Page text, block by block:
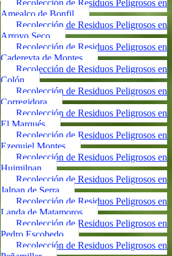
Recolección de Residuos Peligrosos en
Amealco de Bonfil
Recolección de Residuos Peligrosos en
Arroyo Seco
Recolección de Residuos Peligrosos en
Cadereyta de Montes
Recolección de Residuos Peligrosos en
Colón
Recolección de Residuos Peligrosos en
Corregidora
Recolección de Residuos Peligrosos en
El Marqués
Recolección de Residuos Peligrosos en
Ezequiel Montes
Recolección de Residuos Peligrosos en
Huimilpan
Recolección de Residuos Peligrosos en
Jalpan de Serra
Recolección de Residuos Peligrosos en
Landa de Matamoros
Recolección de Residuos Peligrosos en
Pedro Escobedo
Recolección de Residuos Peligrosos en